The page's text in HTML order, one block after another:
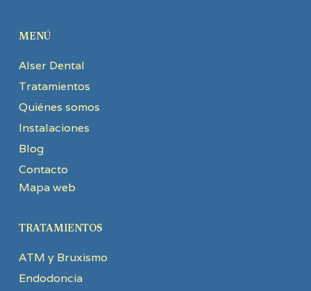
MENÚ
Alser Dental
Tratamientos
Quiénes somos
Instalaciones
Blog
Contacto
Mapa web
TRATAMIENTOS
ATM y Bruxismo
Endodoncia